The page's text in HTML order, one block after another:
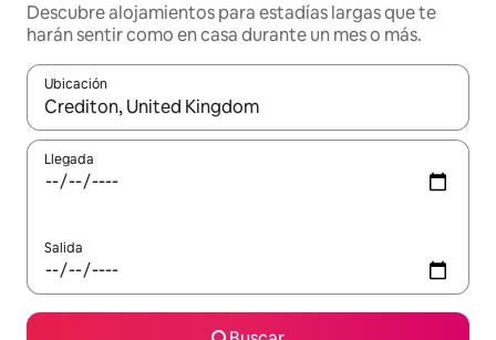
Descubre alojamientos para estadías largas que te
harán sentir como en casa durante un mes o más.
Ubicación
Cuando los resultados estén disponibles, navega con las
Llegada
Salida